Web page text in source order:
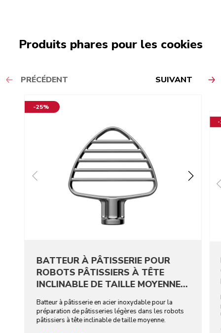
Produits phares pour les cookies
PRÉCÉDENT SUIVANT
-25%
BATTEUR À PÂTISSERIE POUR
ROBOTS PÂTISSIERS À TÊTE
INCLINABLE DE TAILLE MOYENNE -
ACIER INOXYDABLE
Batteur à pâtisserie en acier inoxydable pour la
préparation de pâtisseries légères dans les robots
pâtissiers à tête inclinable de taille moyenne.
-